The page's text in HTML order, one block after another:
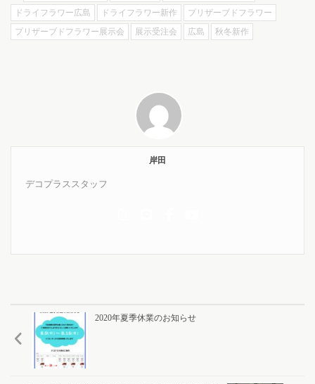
ドライフラワー広島
ドライフラワー新作
プリザーブドフラワー
プリザーブドフラワー展示会
展示受注会 広島 秋冬新作
岸田
デコプラススタッフ
2020年夏季休業のお知らせ